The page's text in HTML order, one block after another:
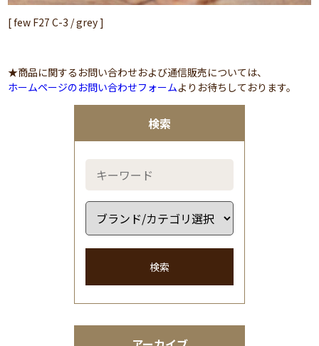
検索
検索
[ few F27 C-3 / grey ]
★商品に関するお問い合わせおよび通信販売については、
ホームページのお問い合わせフォームよりお待ちしております。